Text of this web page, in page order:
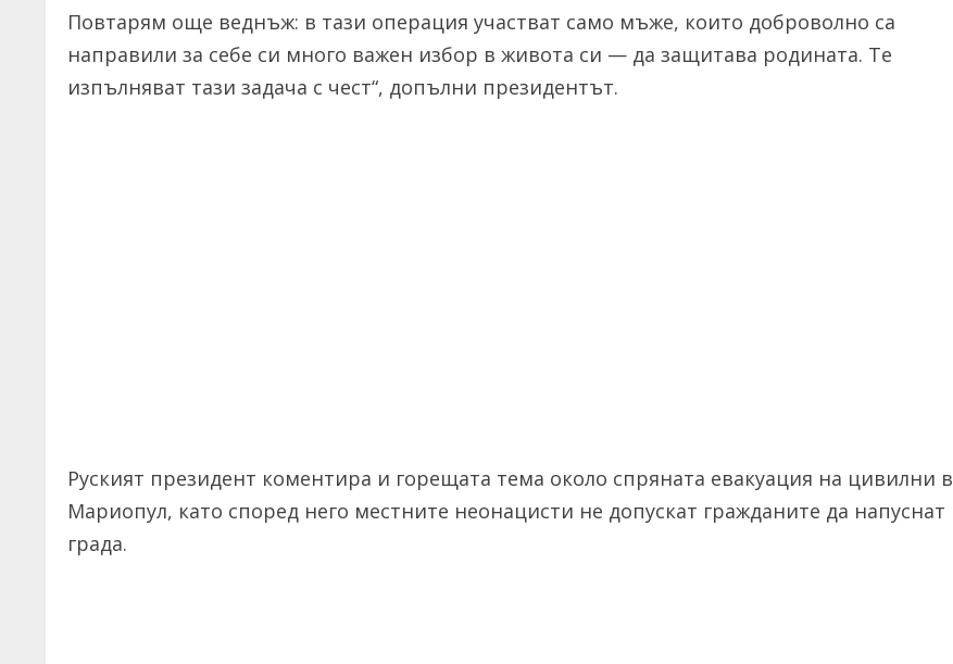
Повтарям още веднъж: в тази операция участват само мъже, които доброволно са
направили за себе си много важен избор в живота си — да защитава родината. Те
изпълняват тази задача с чест“, допълни президентът.
Руският президент коментира и горещата тема около спряната евакуация на цивилни в
Мариопул, като според него местните неонацисти не допускат гражданите да напуснат
града.